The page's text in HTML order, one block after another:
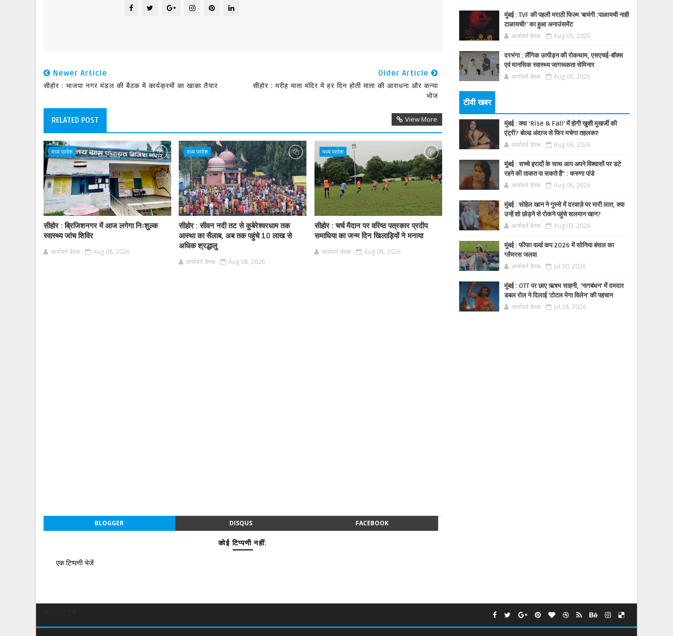
Newer Article
सीहोर : भाजपा नगर मंडल की बैठक में कार्यक्रमों का खाका तैयार
Older Article
सीहोर : मरीह माता मंदिर में हर दिन होती माता की आराधना और कन्या
भोज
RELATED POST View More
मध्य प्रदेश
सीहोर : ब्रिजिशनगर में आज लगेगा निःशुल्क
स्वास्थ्य जांच शिविर
आर्यावर्त डेस्क Aug 08, 2026
मध्य प्रदेश
सीहोर : सीवन नदी तट से कुबेरेश्वरधाम तक
आस्था का सैलाब, अब तक पहुंचे 10 लाख से
अधिक श्रद्धालु
आर्यावर्त डेस्क Aug 08, 2026
मध्य प्रदेश
सीहोर : चर्च मैदान पर वरिष्ठ पत्रकार प्रदीप
समाधिया का जन्म दिन खिलाड़ियों ने मनाया
आर्यावर्त डेस्क Aug 08, 2026
BLOGGER DISQUS FACEBOOK
कोई टिप्पणी नहीं:
एक टिप्पणी भेजें
मुंबई : TVF की पहली मराठी फिल्म 'बायंगी :पाळायची नाही
टाळायची!' का हुआ अनाउंसमेंट
आर्यावर्त डेस्क Aug 08, 2026
दरभंगा : लैंगिक उत्पीड़न की रोकथाम, एसएचई-बॉक्स
एवं मानसिक स्वास्थ्य जागरूकता सेमिनार
आर्यावर्त डेस्क Aug 08, 2026
टीवी खबर
मुंबई : क्या ‘Rise & Fall’ में होगी खुशी मुखर्जी की
एंट्री? बोल्ड अंदाज से फिर मचेगा तहलका!
आर्यावर्त डेस्क Aug 06, 2026
मुंबई : सच्चे इरादों के साथ आप अपने विश्वासों पर डटे
रहने की ताकत पा सकते हैं” : करुणा पांडे
आर्यावर्त डेस्क Aug 06, 2026
मुंबई : सोहेल खान ने गुस्से में दरवाज़े पर मारी लात, क्या
उन्हें शो छोड़ने से रोकने पहुंचे सलमान खान?
आर्यावर्त डेस्क Aug 03, 2026
मुंबई : फीफा वर्ल्ड कप 2026 में सोनिया बंसल का
ग्लैमरस जलवा
आर्यावर्त डेस्क Jul 30, 2026
मुंबई : OTT पर छाए ऋषभ साहनी, 'नागबंधन' में दमदार
डबल रोल ने दिलाई 'टोटल मेगा विलेन' की पहचान
आर्यावर्त डेस्क Jul 28, 2026